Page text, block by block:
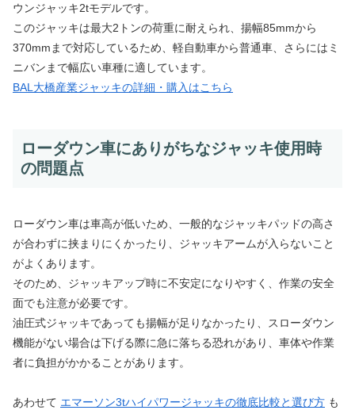
ウンジャッキ2tモデルです。
このジャッキは最大2トンの荷重に耐えられ、揚幅85mmから
370mmまで対応しているため、軽自動車から普通車、さらにはミ
ニバンまで幅広い車種に適しています。
BAL大橋産業ジャッキの詳細・購入はこちら
ローダウン車にありがちなジャッキ使用時
の問題点
ローダウン車は車高が低いため、一般的なジャッキパッドの高さ
が合わずに挟まりにくかったり、ジャッキアームが入らないこと
がよくあります。
そのため、ジャッキアップ時に不安定になりやすく、作業の安全
面でも注意が必要です。
油圧式ジャッキであっても揚幅が足りなかったり、スローダウン
機能がない場合は下げる際に急に落ちる恐れがあり、車体や作業
者に負担がかかることがあります。
あわせて エマーソン3tハイパワージャッキの徹底比較と選び方 も